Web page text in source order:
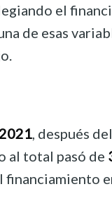
el
de esas
, después
al total pasó de